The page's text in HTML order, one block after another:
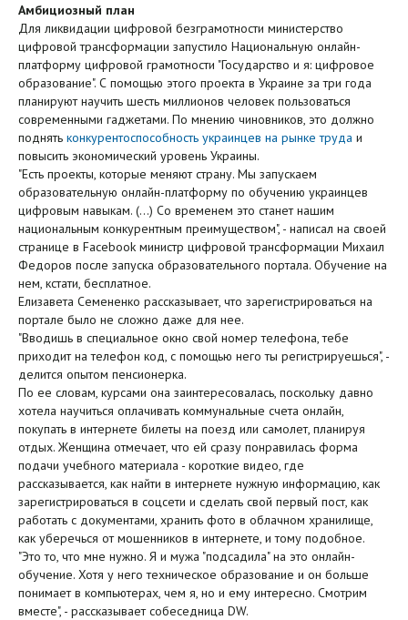
Амбициозный план
Для ликвидации цифровой безграмотности министерство
цифровой трансформации запустило Национальную онлайн-
платформу цифровой грамотности "Государство и я: цифровое
образование". С помощью этого проекта в Украине за три года
планируют научить шесть миллионов человек пользоваться
современными гаджетами. По мнению чиновников, это должно
поднять конкурентоспособность украинцев на рынке труда и
повысить экономический уровень Украины.
"Есть проекты, которые меняют страну. Мы запускаем
образовательную онлайн-платформу по обучению украинцев
цифровым навыкам. (...) Со временем это станет нашим
национальным конкурентным преимуществом", - написал на своей
странице в Facebook министр цифровой трансформации Михаил
Федоров после запуска образовательного портала. Обучение на
нем, кстати, бесплатное.
Елизавета Семененко рассказывает, что зарегистрироваться на
портале было не сложно даже для нее.
"Вводишь в специальное окно свой номер телефона, тебе
приходит на телефон код, с помощью него ты регистрируешься", -
делится опытом пенсионерка.
По ее словам, курсами она заинтересовалась, поскольку давно
хотела научиться оплачивать коммунальные счета онлайн,
покупать в интернете билеты на поезд или самолет, планируя
отдых. Женщина отмечает, что ей сразу понравилась форма
подачи учебного материала - короткие видео, где
рассказывается, как найти в интернете нужную информацию, как
зарегистрироваться в соцсети и сделать свой первый пост, как
работать с документами, хранить фото в облачном хранилище,
как уберечься от мошенников в интернете, и тому подобное.
"Это то, что мне нужно. Я и мужа "подсадила" на это онлайн-
обучение. Хотя у него техническое образование и он больше
понимает в компьютерах, чем я, но и ему интересно. Смотрим
вместе", - рассказывает собеседница DW.